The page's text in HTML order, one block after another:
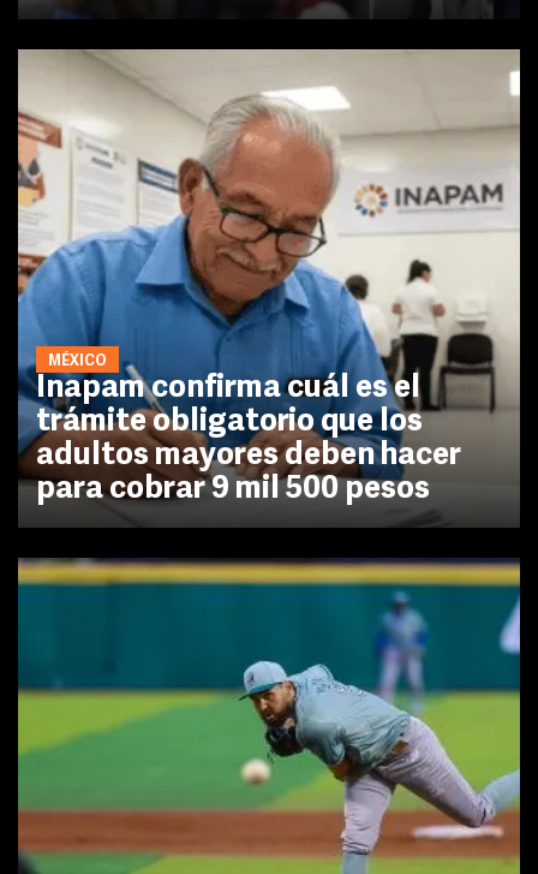
MÉXICO
Inapam confirma cuál es el
trámite obligatorio que los
adultos mayores deben hacer
para cobrar 9 mil 500 pesos